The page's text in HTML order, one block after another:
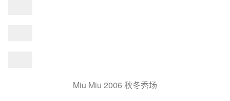
Miu Miu 2006 秋冬秀场